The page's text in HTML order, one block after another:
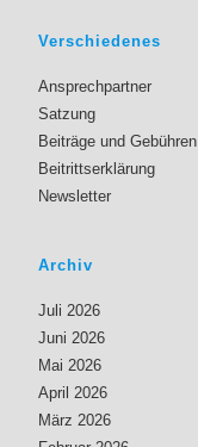
Verschiedenes
Ansprechpartner
Satzung
Beiträge und Gebühren
Beitrittserklärung
Newsletter
Archiv
Juli 2026
Juni 2026
Mai 2026
April 2026
März 2026